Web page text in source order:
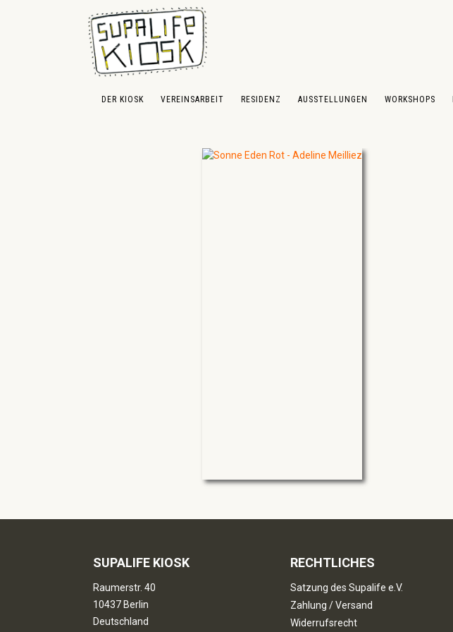
Hauptinhalt springen
Zur Suche springen
Zur Hauptnavigation springen
DER KIOSK VEREINSARBEIT RESIDENZ AUSSTELLUNGEN WORKSHOPS
SUPALIFE KIOSK
Raumerstr. 40
10437 Berlin
Deutschland
RECHTLICHES
Satzung des Supalife e.V.
Zahlung / Versand
Widerrufsrecht